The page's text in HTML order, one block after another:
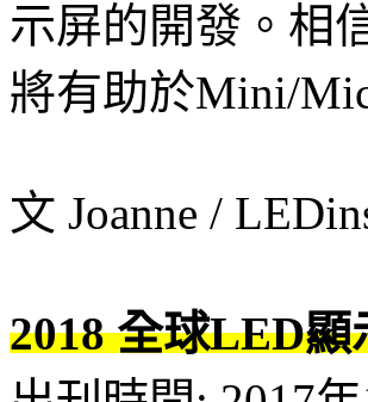
示屏的開發。相
將有助於Mini/
文 Joanne /
2018 全球LED